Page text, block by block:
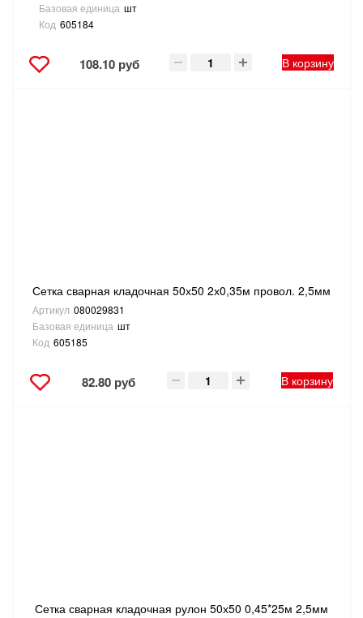
Базовая единица шт
Код 605184
108.10 руб В корзину
Сетка сварная кладочная 50х50 2х0,35м провол. 2,5мм
Артикул 080029831
Базовая единица шт
Код 605185
82.80 руб В корзину
Сетка сварная кладочная рулон 50х50 0,45*25м 2,5мм